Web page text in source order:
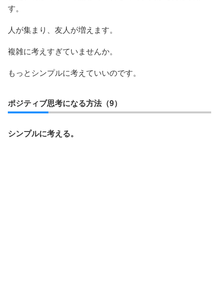
す。
人が集まり、友人が増えます。
複雑に考えすぎていませんか。
もっとシンプルに考えていいのです。
ポジティブ思考になる方法（9）
シンプルに考える。